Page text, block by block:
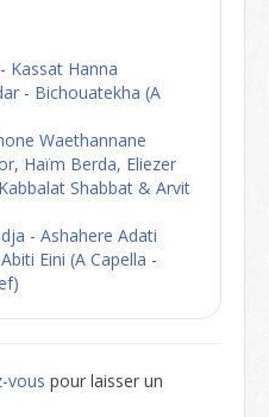
Kassat Hanna
- Bichouatekha (A
Waethannane
Haïm Berda, Eliezer
Shabbat & Arvit
- Ashahere Adati
Eini (A Capella -
vous pour laisser un